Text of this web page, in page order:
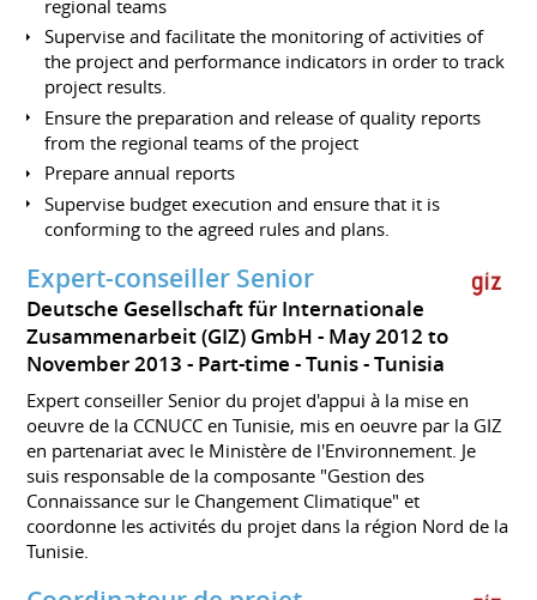
regional teams
Supervise and facilitate the monitoring of activities of
the project and performance indicators in order to track
project results.
Ensure the preparation and release of quality reports
from the regional teams of the project
Prepare annual reports
Supervise budget execution and ensure that it is
conforming to the agreed rules and plans.
Expert-conseiller Senior
Deutsche Gesellschaft für Internationale
Zusammenarbeit (GIZ) GmbH
May 2012 to
November 2013 Part-time Tunis Tunisia
Expert conseiller Senior du projet d'appui à la mise en
oeuvre de la CCNUCC en Tunisie, mis en oeuvre par la GIZ
en partenariat avec le Ministère de l'Environnement. Je
suis responsable de la composante "Gestion des
Connaissance sur le Changement Climatique" et
coordonne les activités du projet dans la région Nord de la
Tunisie.